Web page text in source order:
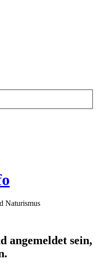
Naturismus
angemeldet sein,